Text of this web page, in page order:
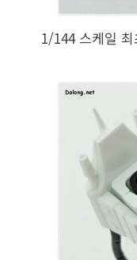
1/144 스케일